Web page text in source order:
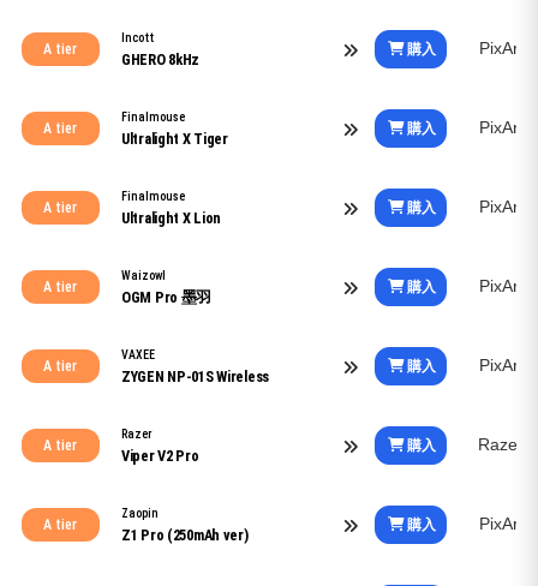
A tier
Incott
GHERO 8kHz
購入 PixArt
A tier
Finalmouse
Ultralight X Tiger
購入 PixArt
A tier
Finalmouse
Ultralight X Lion
購入 PixArt
A tier
Waizowl
OGM Pro 墨羽
購入 PixArt
A tier
VAXEE
ZYGEN NP-01S Wireless
購入 PixArt
A tier
Razer
Viper V2 Pro
購入 Razer
A tier
Zaopin
Z1 Pro (250mAh ver)
購入 PixArt